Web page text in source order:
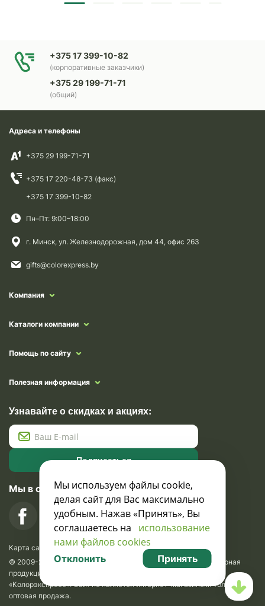
+375 17 399-10-82
(корпоративные заказчики)
+375 29 199-71-71
(общий)
Адреса и телефоны
+375 29 199-71-71
+375 17 220-48-73 (факс)
+375 17 399-10-82
Пн–Пт: 9:00–18:00
г. Минск, ул. Железнодорожная, дом 44, офис 263
gifts@colorexpress.by
Компания
Каталоги компании
Помощь по сайту
Полезная информация
Узнавайте о скидках и акциях:
Подписаться
Мы в социальных сетях
Карта сайта
© 2009-2026 Krasavik.by. Сувениры оптом. Рекламно-сувенирная
продукция и сувениры с логотипом. УНН 100873745, ООО
«Колорэкспресс». Сайт не является интернет-магазином. Только
оптовая продажа.
Мы используем файлы cookie,
делая сайт для Вас максимально
удобным. Нажав «Принять», Вы
соглашаетесь на использование
нами файлов cookies
Отклонить Принять